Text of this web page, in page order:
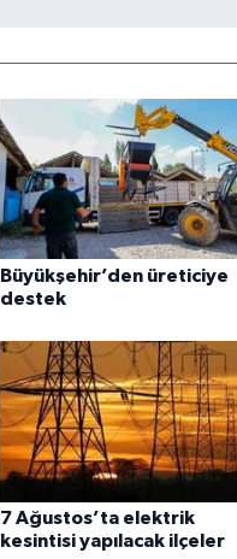
Büyükşehir’den üreticiye
destek
7 Ağustos’ta elektrik
kesintisi yapılacak ilçeler